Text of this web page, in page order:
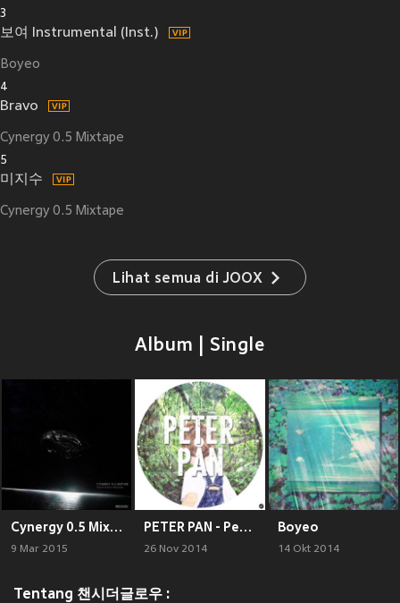
3
보여 Instrumental (Inst.)
Boyeo
4
Bravo
Cynergy 0.5 Mixtape
5
미지수
Cynergy 0.5 Mixtape
Lihat semua di JOOX
Album | Single
Cynergy 0.5 Mixtape
9 Mar 2015
PETER PAN - Peter Pan
26 Nov 2014
Boyeo
14 Okt 2014
Tentang 챈시더글로우 :